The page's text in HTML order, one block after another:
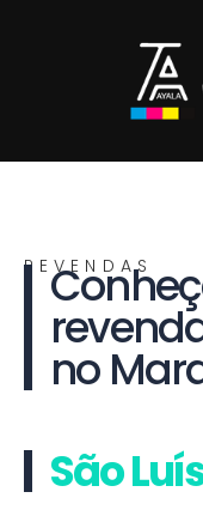
REVENDAS
no
São